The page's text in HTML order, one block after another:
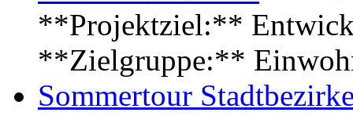
**Projektziel:**
**Zielgruppe:**
Sommertour